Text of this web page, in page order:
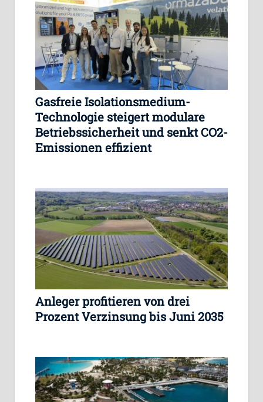
Gasfreie Isolationsmedium-
Technologie steigert modulare
Betriebssicherheit und senkt CO2-
Emissionen effizient
Anleger profitieren von drei
Prozent Verzinsung bis Juni 2035